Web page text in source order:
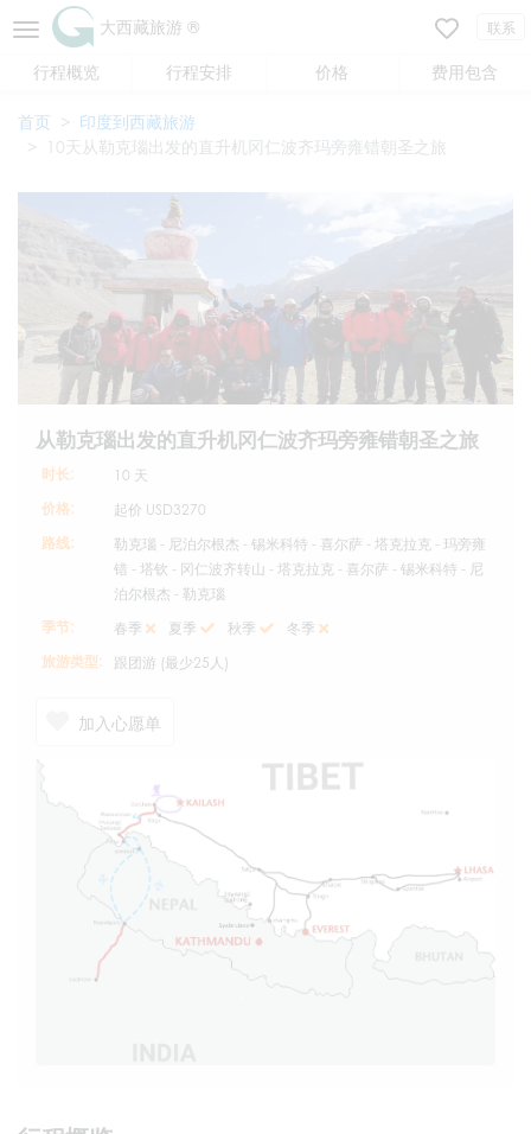
大西藏旅游 ® 联系
行程概览 行程安排 价格 费用包含
首页
印度到西藏旅游
10天从勒克瑙出发的直升机冈仁波齐玛旁雍错朝圣之旅
从勒克瑙出发的直升机冈仁波齐玛旁雍错朝圣之旅
时长:
10 天
价格:
起价 USD3270
路线:
勒克瑙 - 尼泊尔根杰 - 锡米科特 - 喜尔萨 - 塔克拉克 - 玛旁雍
错 - 塔钦 - 冈仁波齐转山 - 塔克拉克 - 喜尔萨 - 锡米科特 - 尼
泊尔根杰 - 勒克瑙
季节:
春季 夏季 秋季
冬季
旅游类型:
跟团游 (最少25人)
加入心愿单